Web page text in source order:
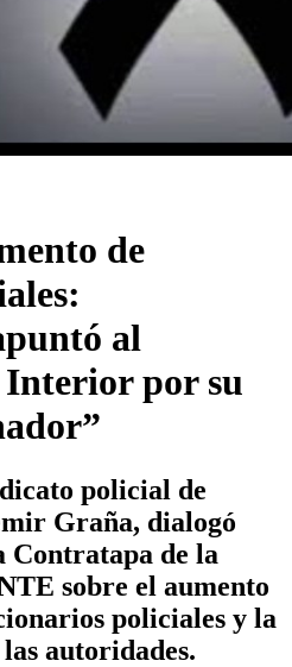
de
al
por su
policial de
Graña, dialogó
Contratapa de la
sobre el aumento
policiales y la
autoridades.